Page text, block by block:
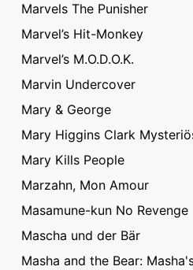
Marvels The Punisher
Marvel’s Hit-Monkey
Marvel’s M.O.D.O.K.
Marvin Undercover
Mary & George
Mary Higgins Clark
Mary Kills People
Marzahn, Mon Amour
Masamune-kun No Revenge
Mascha und der Bär​
Masha and the Bear: